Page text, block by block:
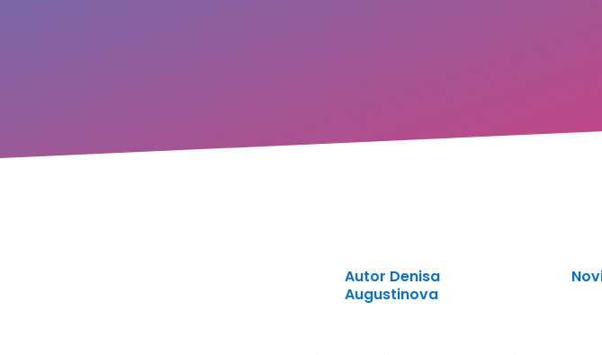
Autor Denisa
Augustinova